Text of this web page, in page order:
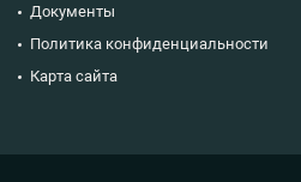
Документы
Политика конфиденциальности
Карта сайта